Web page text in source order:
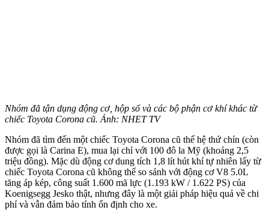
Nhóm đã tận dụng động cơ, hộp số và các bộ phận cơ khí khác từ
chiếc Toyota Corona cũ. Ảnh: NHET TV
Nhóm đã tìm đến một chiếc Toyota Corona cũ thế hệ thứ chín (còn
được gọi là Carina E), mua lại chỉ với 100 đô la Mỹ (khoảng 2,5
triệu đồng). Mặc dù động cơ dung tích 1,8 lít hút khí tự nhiên lấy từ
chiếc Toyota Corona cũ không thể so sánh với động cơ V8 5.0L
tăng áp kép, công suất 1.600 mã lực (1.193 kW / 1.622 PS) của
Koenigsegg Jesko thật, nhưng đây là một giải pháp hiệu quả về chi
phí và vẫn đảm bảo tính ổn định cho xe.